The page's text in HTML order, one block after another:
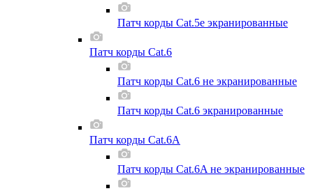
Патч корды Cat.5e экранированные
Патч корды Cat.6
Патч корды Cat.6 не экранированные
Патч корды Cat.6 экранированные
Патч корды Cat.6A
Патч корды Cat.6A не экранированные